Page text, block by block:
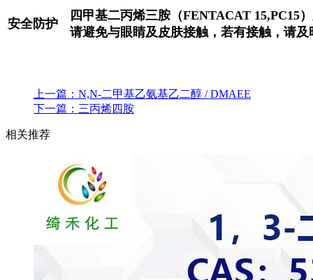
安全防护
四甲基二丙烯三胺（FENTACAT 15,PC15
请避免与眼睛及皮肤接触，若有接触，请
上一篇： N,N-二甲基乙氨基乙二醇 / DMAEE
下一篇： 三丙烯四胺
相关推荐